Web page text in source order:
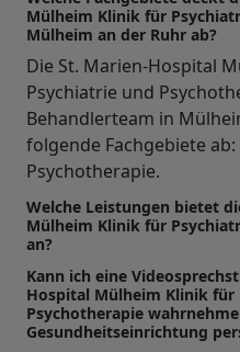
Mülheim Klinik für
Mülheim an der Ruhr ab?
Die St. Marien-Hospital
Psychiatrie und
Behandlerteam in
folgende Fachgebiete
Psychotherapie.
Welche Leistungen bietet
Mülheim Klinik für
an?
Kann ich eine
Hospital Mülheim Klinik für
Psychotherapie
Gesundheitseinrichtung